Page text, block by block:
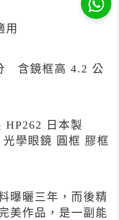
用
含鏡框高 4.2 公
HP262 日本製
學眼鏡 圓框 膠框
曝曬三年，而後精
美作品，是一副能